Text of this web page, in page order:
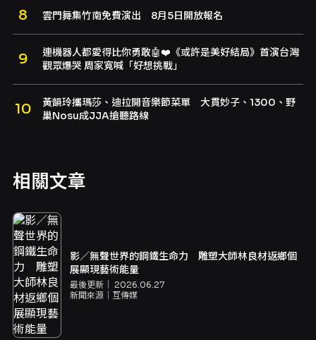
雲門舞集竹南免費演出 8月5日開放報名
連機器人都愛得比你勇敢🤖❤️《或許是美好結局》首演台灣
觀眾爆哭 周家寬喊「好想挑戰」
黃韻玲攜瑪莎、迪拉開音樂節菜單 大貫妙子、1300、野
巢Nosu成JJA搶聽路線
相關文章
影／無聲世界的鋼鐵生命力 雕塑大師林良材返鄉個
展顯現藝術能量
最後更新｜ 2026.06.27
新聞來源｜ 互傳媒